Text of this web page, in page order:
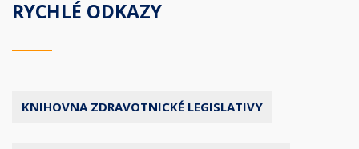
RYCHLÉ ODKAZY
KNIHOVNA ZDRAVOTNICKÉ LEGISLATIVY